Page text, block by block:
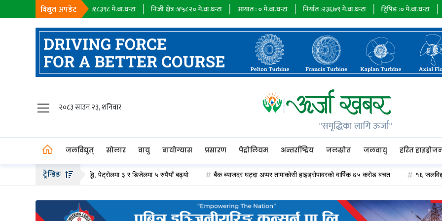
विद्युत अपडेट
सहायक कम्पनी :१८३९८मे.वा.घन्टा निजी क्षेत्र : ४५८२०मे.वा.घन्टा आयात :० मे.वा.घन्टा निर्यात :२३६७९ मे.वा.घन्टा ट्रिपिङ :०मे.वा.घन्टा ऊर्जा माग :
२०८३ साउन २३, शनिवार
"समृद्धिका लागि ऊर्जा"
जलविद्युत् सोलार वायु बायोग्यास प्रसारण पेट्रोलियम अन्तर्राष्ट्रिय जलस्रोत जलवायु हरित
वायु
बायोग्यास
पेट्रोलियम
ट्रेन्डिङ
पदार्थको मूल्य वृद्धि, पेट्रोलमा ३ र डिजेलमा ५ रुपैयाँ बढ्यो बैंक ब्याजदर घट्दा अप्पर तामाकोसी हाइड्रोपावरको वार्षिक ७५ करोड बचत १६ जलविद्युत्